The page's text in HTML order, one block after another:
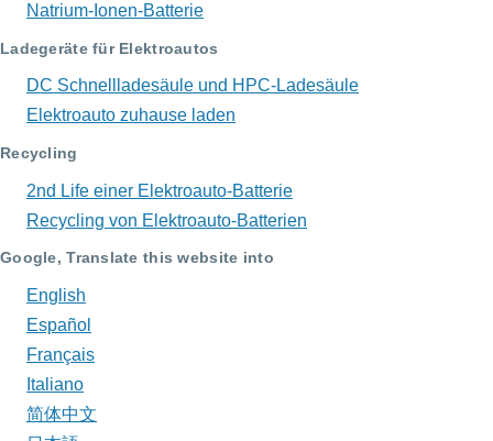
Natrium-Ionen-Batterie
Ladegeräte für Elektroautos
DC Schnellladesäule und HPC-Ladesäule
Elektroauto zuhause laden
Recycling
2nd Life einer Elektroauto-Batterie
Recycling von Elektroauto-Batterien
Google, Translate this website into
English
Español
Français
Italiano
简体中文